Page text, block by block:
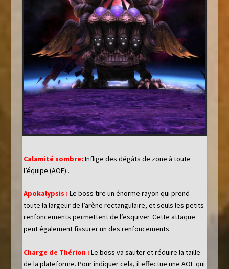
Calamité sombre: Inflige des dégâts de zone à toute
l’équipe (AOE) .
Apokalypsis : Le boss tire un énorme rayon qui prend
toute la largeur de l’arène rectangulaire, et seuls les petits
renfoncements permettent de l’esquiver. Cette attaque
peut également fissurer un des renfoncements.
Charge de Thérion : Le boss va sauter et réduire la taille
de la plateforme. Pour indiquer cela, il effectue une AOE qui